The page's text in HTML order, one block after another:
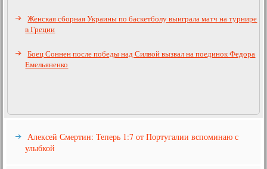
Женская сборная Украины по баскетболу выиграла матч на турнире
в Греции
Боец Соннен после победы над Силвой вызвал на поединок Федора
Емельяненко
Алексей Смертин: Теперь 1:7 от Португалии вспоминаю с
улыбкой